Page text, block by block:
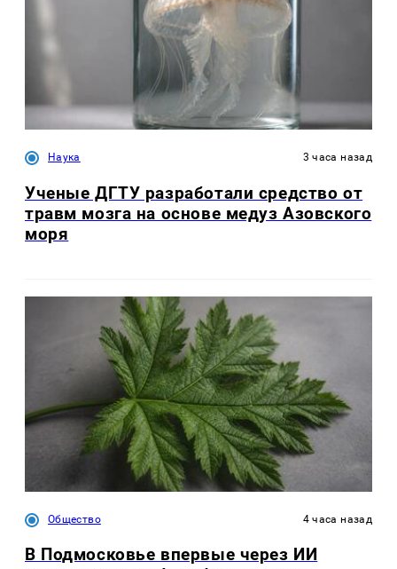
Наука 3 часа назад
Ученые ДГТУ разработали средство от
травм мозга на основе медуз Азовского
моря
Общество 4 часа назад
В Подмосковье впервые через ИИ